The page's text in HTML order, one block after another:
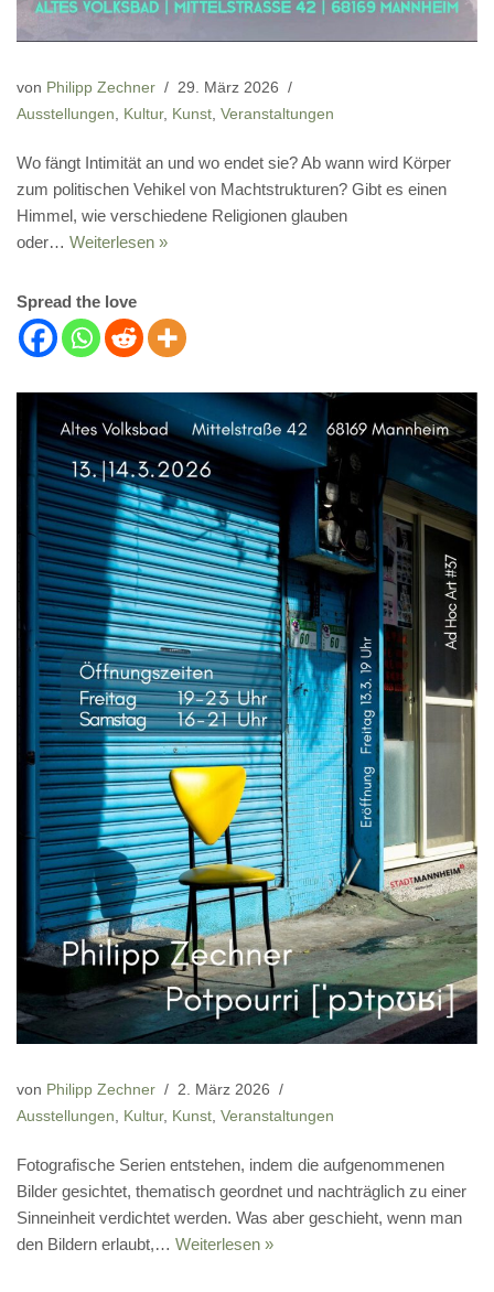
von Philipp Zechner
29. März 2026
Ausstellungen
Kultur, Kunst Veranstaltungen
Wo fängt Intimität an und wo endet sie? Ab wann wird Körper
zum politischen Vehikel von Machtstrukturen? Gibt es einen
Himmel, wie verschiedene Religionen glauben
oder… Weiterlesen »
Spread the love
von Philipp Zechner
2. März 2026
Ausstellungen
Kultur, Kunst Veranstaltungen
Fotografische Serien entstehen, indem die aufgenommenen
Bilder gesichtet, thematisch geordnet und nachträglich zu einer
Sinneinheit verdichtet werden. Was aber geschieht, wenn man
den Bildern erlaubt,… Weiterlesen »